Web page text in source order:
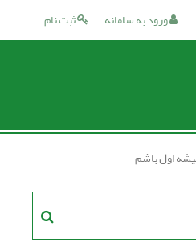
ثبت نام ورود به سامانه
اول باشم